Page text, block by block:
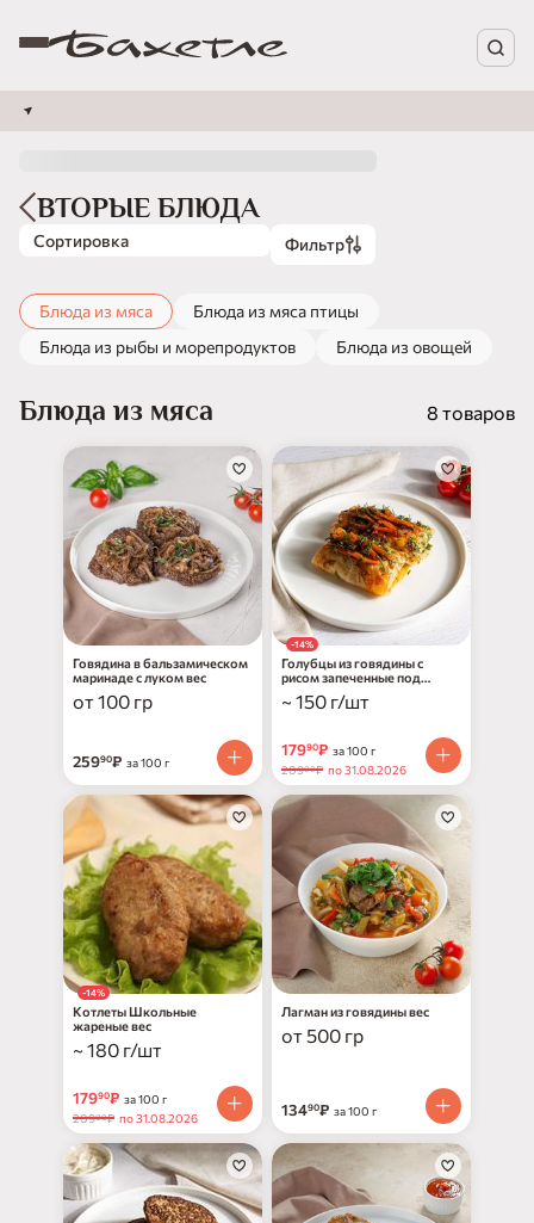
ВТОРЫЕ БЛЮДА
Сортировка Фильтр
Блюда из мяса
Блюда из мяса птицы
Блюда из рыбы и морепродуктов
Блюда из овощей
Блюда из мяса 8 товаров
Говядина в бальзамическом
маринаде с луком вес
от 100 гр
25990₽ за 100 г
-14%
Голубцы из говядины с
рисом запеченные под
соусом вес
~ 150 г/шт
17990₽ за 100 г
20900₽ по 31.08.2026
-14%
Котлеты Школьные
жареные вес
~ 180 г/шт
17990₽ за 100 г
20900₽ по 31.08.2026
Лагман из говядины вес
от 500 гр
13490₽ за 100 г